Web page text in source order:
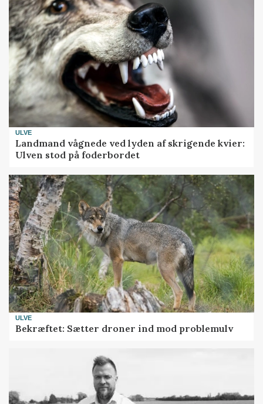
ULVE
Landmand vågnede ved lyden af skrigende kvier:
Ulven stod på foderbordet
ULVE
Bekræftet: Sætter droner ind mod problemulv